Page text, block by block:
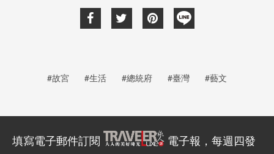
#故宮 #生活 #總統府 #臺灣 #藝文
填寫電子郵件訂閱
電子報，每週四發